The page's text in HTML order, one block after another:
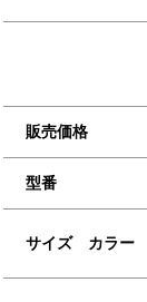
販売価格
型番
サイズ カラー